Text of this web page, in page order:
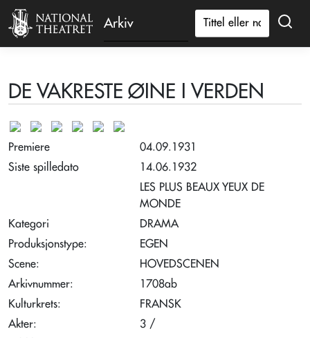
Arkiv
DE VAKRESTE ØINE I VERDEN
Premiere
04.09.1931
Siste spilledato
14.06.1932
LES PLUS BEAUX YEUX DE
MONDE
Kategori
DRAMA
Produksjonstype:
EGEN
Scene:
HOVEDSCENEN
Arkivnummer:
1708ab
Kulturkrets:
FRANSK
Akter:
3 /